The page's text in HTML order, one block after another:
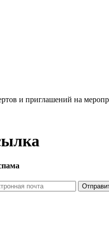
и приглашений на